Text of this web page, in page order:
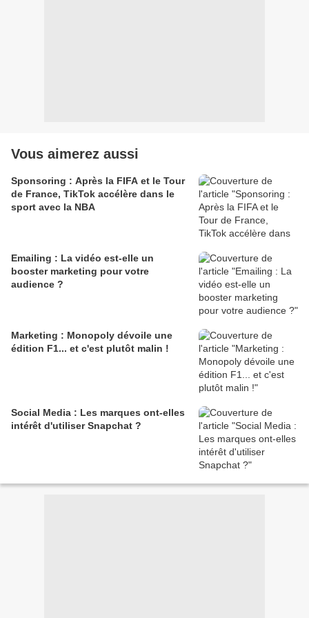
Vous aimerez aussi
Sponsoring : Après la FIFA et le Tour
de France, TikTok accélère dans le
sport avec la NBA
Emailing : La vidéo est-elle un
booster marketing pour votre
audience ?
Marketing : Monopoly dévoile une
édition F1... et c'est plutôt malin !
Social Media : Les marques ont-elles
intérêt d'utiliser Snapchat ?